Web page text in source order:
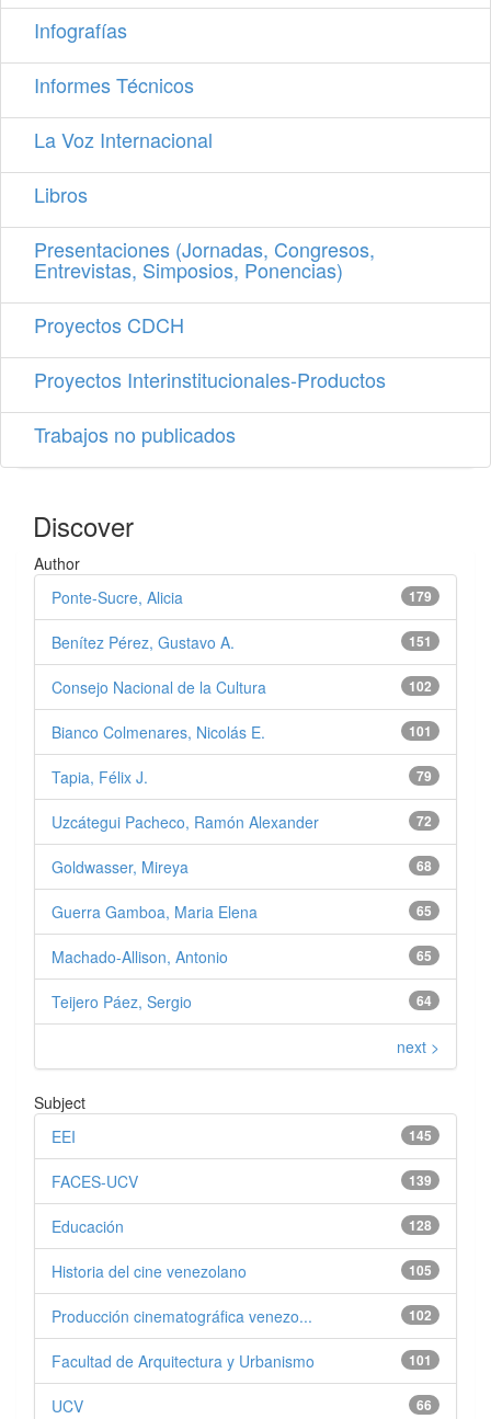
Infografías
Informes Técnicos
La Voz Internacional
Libros
Presentaciones (Jornadas, Congresos,
Entrevistas, Simposios, Ponencias)
Proyectos CDCH
Proyectos Interinstitucionales-Productos
Trabajos no publicados
Discover
Author
179
Ponte-Sucre, Alicia
151
Benítez Pérez, Gustavo A.
102
Consejo Nacional de la Cultura
101
Bianco Colmenares, Nicolás E.
79
Tapia, Félix J.
72
Uzcátegui Pacheco, Ramón Alexander
68
Goldwasser, Mireya
65
Guerra Gamboa, Maria Elena
65
Machado-Allison, Antonio
64
Teijero Páez, Sergio
next >
Subject
145
EEI
139
FACES-UCV
128
Educación
105
Historia del cine venezolano
102
Producción cinematográfica venezo...
101
Facultad de Arquitectura y Urbanismo
66
UCV